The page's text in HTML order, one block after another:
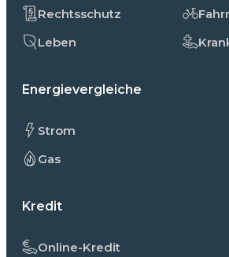
Rechtsschutz
Leben
Energievergleiche
Strom
Gas
Kredit
Online-Kredit